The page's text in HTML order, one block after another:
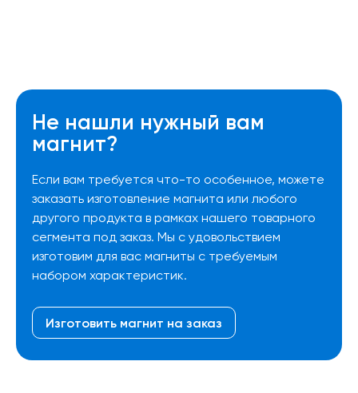
Не нашли нужный вам
магнит?
Если вам требуется что-то особенное, можете
заказать изготовление магнита или любого
другого продукта в рамках нашего товарного
сегмента под заказ. Мы с удовольствием
изготовим для вас магниты с требуемым
набором характеристик.
Изготовить магнит на заказ